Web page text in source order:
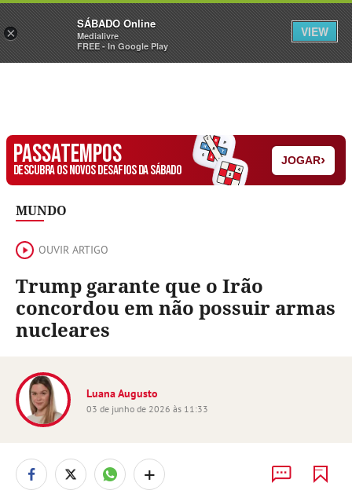
Sábado Assine Iniciar Sessão
PASSATEMPOS
DESCUBRA OS NOVOS DESAFIOS DA SÁBADO
JOGAR›
MUNDO
OUVIR ARTIGO
Trump garante que o Irão
concordou em não possuir armas
nucleares
Luana Augusto
03 de junho de 2026 às 11:33
+
×
SÁBADO Online
Medialivre
FREE - In Google Play
VIEW